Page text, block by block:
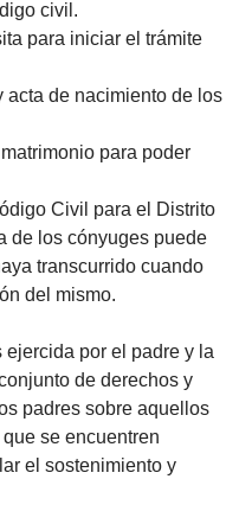
civil.
para iniciar el trámite
acta de nacimiento de los
para poder
Civil para el Distrito
de los cónyuges puede
transcurrido cuando
del mismo.
ejercida por el padre y la
de derechos y
padres sobre aquellos
se encuentren
el sostenimiento y